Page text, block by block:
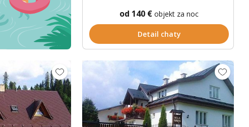
od 140 €objekt za noc
Detail chaty